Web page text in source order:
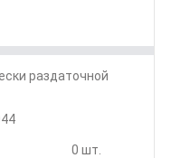
раздаточной
0 шт.